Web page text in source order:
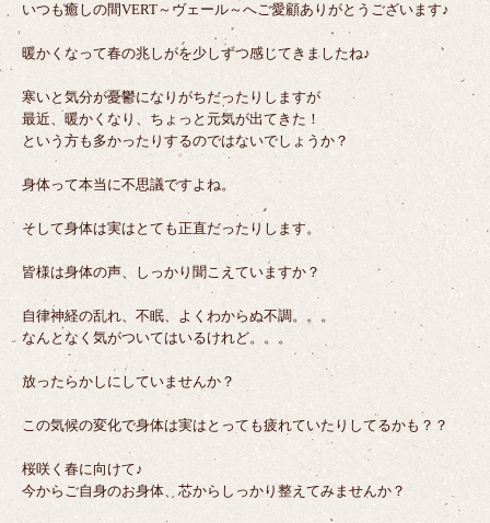
いつも癒しの間VERT～ヴェール～へご愛顧ありがとうございます♪
暖かくなって春の兆しがを少しずつ感じてきましたね♪
寒いと気分が憂鬱になりがちだったりしますが
最近、暖かくなり、ちょっと元気が出てきた！
という方も多かったりするのではないでしょうか？
身体って本当に不思議ですよね。
そして身体は実はとても正直だったりします。
皆様は身体の声、しっかり聞こえていますか？
自律神経の乱れ、不眠、よくわからぬ不調。。。
なんとなく気がついてはいるけれど。。。
放ったらかしにしていませんか？
この気候の変化で身体は実はとっても疲れていたりしてるかも？？
桜咲く春に向けて♪
今からご自身のお身体、芯からしっかり整えてみませんか？